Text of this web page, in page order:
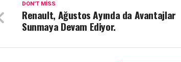
DON'T MISS
Renault, Ağustos Ayında da Avantajlar
Sunmaya Devam Ediyor.